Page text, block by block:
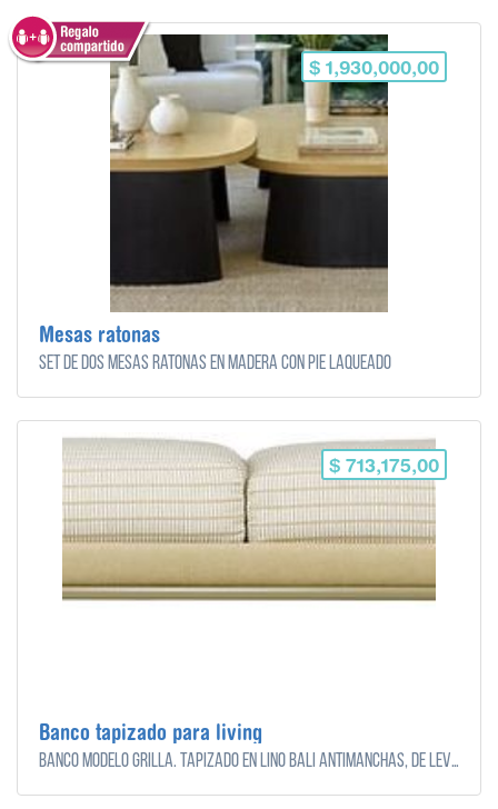
$ 1,930,000,00
Mesas ratonas
Set de dos mesas ratonas en madera con pie laqueado
$ 713,175,00
Banco tapizado para living
Banco modelo Grilla. Tapizado en lino bali antimanchas, De Levie. Estructura en hierro pintada a horno. Asiento tapizado con dos colchones. Medida: 1,60 (ancho) x 0,72 (profundidad) x 0,38 (altura) mts.